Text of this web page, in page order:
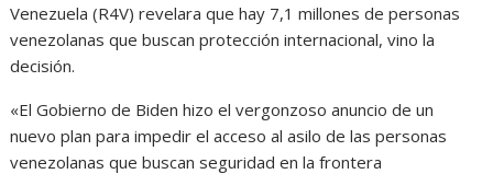
Venezuela (R4V) revelara que hay 7,1 millones de personas
venezolanas que buscan protección internacional, vino la
decisión.
«El Gobierno de Biden hizo el vergonzoso anuncio de un
nuevo plan para impedir el acceso al asilo de las personas
venezolanas que buscan seguridad en la frontera